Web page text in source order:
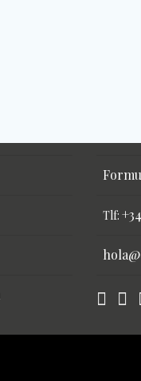
Tlf: